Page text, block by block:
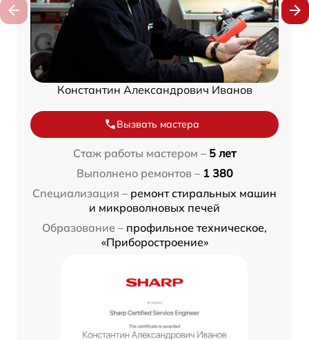
Константин Александрович Иванов
Вызвать мастера
Стаж работы мастером – 5 лет
Выполнено ремонтов – 1 380
Специализация – ремонт стиральных машин
и микроволновых печей
Образование – профильное техническое,
«Приборостроение»